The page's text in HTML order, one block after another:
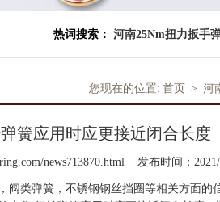
热词搜索： 河南25Nm扭力扳手
您现在的位置: 首页 > 河
簧应用时应更接近闭合长度
news713870.html 发布时间：
，阀类弹簧，不锈钢钢丝挡圈等相关方面的